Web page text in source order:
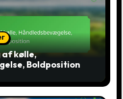
af kølle,
Boldposition